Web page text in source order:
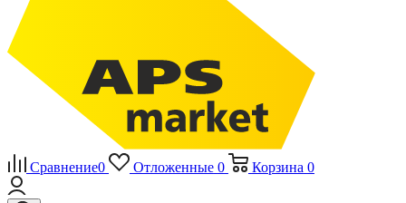
Сравнение0 Отложенные 0 Корзина 0